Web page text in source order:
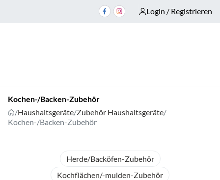
Login / Registrieren
Kochen-/Backen-Zubehör
/Haushaltsgeräte/Zubehör Haushaltsgeräte/
Kochen-/Backen-Zubehör
Herde/Backöfen-Zubehör
Kochflächen/-mulden-Zubehör